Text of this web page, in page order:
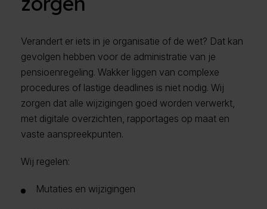
Verandert er iets in je organisatie of de wet? Dat kan
gevolgen hebben voor de administratie van je
pensioenregeling. Wakker liggen van complexe
procedures of lastige deadlines is niet nodig. Wij
zorgen dat alle wijzigingen goed worden verwerkt,
met digitale overzichten, rapportages op maat en
vaste aanspreekpunten.
Wij regelen:
Mutaties en wijzigingen